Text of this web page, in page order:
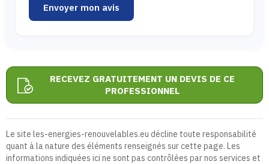
Envoyer mon avis
RECEVEZ GRATUITEMENT UN DEVIS DE CE
PROFESSIONNEL
Le site les-energies-renouvelables.eu décline toute responsabilité
quant à la nature des éléments renseignés sur cette page. Les
informations indiquées ici ne sont pas contrôlées par nos services et